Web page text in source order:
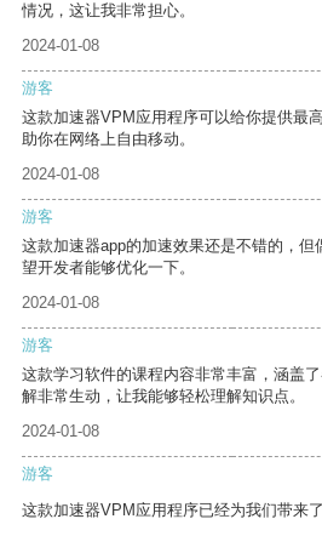
情况，这让我非常担心。
2024-01-08
游客
这款加速器VPM应用程序可以给你提供最
助你在网络上自由移动。
2024-01-08
游客
这款加速器app的加速效果还是不错的，
望开发者能够优化一下。
2024-01-08
游客
这款学习软件的课程内容非常丰富，涵盖
解非常生动，让我能够轻松理解知识点。
2024-01-08
游客
这款加速器VPM应用程序已经为我们带来